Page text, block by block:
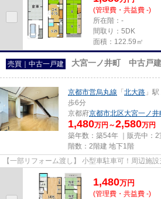
(管理費・共益費 -)
所在階：-
間取り：5DK
面積：122.59㎡
売買｜中古一戸建 大宮一ノ井町 中古戸建
京都市営烏丸線 「 北大路 」
歩6分
京都府京都市北区大宮一ノ井
1,480万円～2,580万円
築年数：築54年 ｜販売中： 2
階数：2階建 地下1階
【一部リフォーム渡し】 小型車駐車可！周辺施
1,480万円
(管理費・共益費 -)